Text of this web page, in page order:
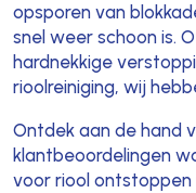
opsporen van
snel weer schoon is.
hardnekkige
rioolreiniging, wij
Ontdek aan de hand
klantbeoordelingen
voor riool ontstoppen